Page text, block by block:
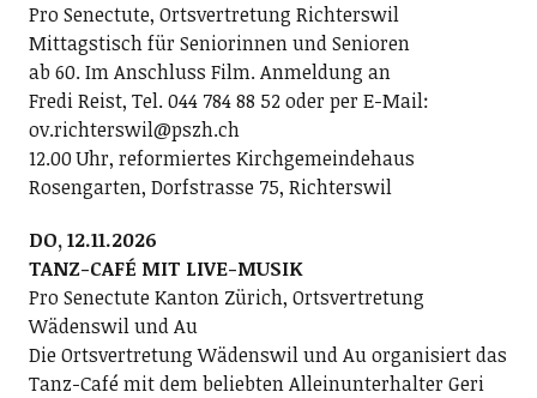
Pro Senectute, Ortsvertretung Richterswil
Mittagstisch für Seniorinnen und Senioren
ab 60. Im Anschluss Film. Anmeldung an
Fredi Reist, Tel. 044 784 88 52 oder per E-Mail:
ov.richterswil@pszh.ch
12.00 Uhr, reformiertes Kirchgemeindehaus
Rosengarten, Dorfstrasse 75, Richterswil
DO, 12.11.2026
TANZ-CAFÉ MIT LIVE-MUSIK
Pro Senectute Kanton Zürich, Ortsvertretung
Wädenswil und Au
Die Ortsvertretung Wädenswil und Au organisiert das
Tanz-Café mit dem beliebten Alleinunterhalter Geri